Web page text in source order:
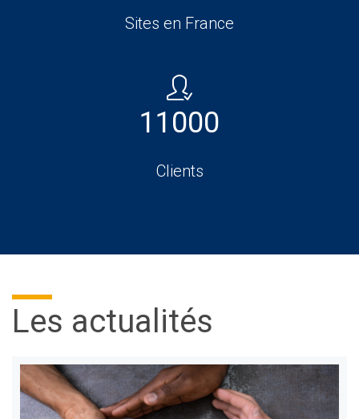
Sites en France
11000
Clients
Les actualités